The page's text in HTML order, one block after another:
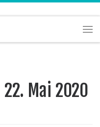
22. Mai 2020